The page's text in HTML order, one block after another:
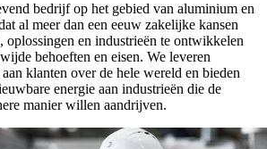
bedrijf op het gebied van aluminium en
al meer dan een eeuw zakelijke kansen
oplossingen en industrieën te ontwikkelen
behoeften en eisen. We leveren
klanten over de hele wereld en bieden
energie aan industrieën die de
manier willen aandrijven.